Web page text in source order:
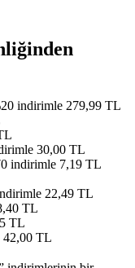
indirimle 279,99 TL
30,00 TL
indirimle 7,19 TL
22,49 TL
TL
TL
42,00 TL